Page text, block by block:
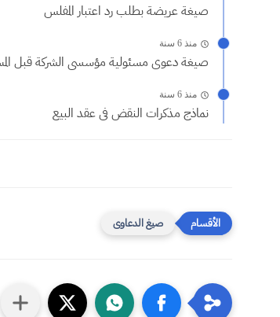
صيغة عريضة بطلب رد اعتبار المفلس
منذ 6 سنة
صيغة دعوى مسئولية مؤسسى الشركة قبل
منذ 6 سنة
نماذج مذكرات النقض فى عقد البيع
صيغ الدعاوى